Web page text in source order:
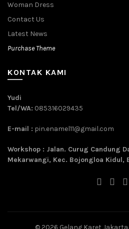
Woman Dress
Contact Us
Latest News
Purchase Theme
KONTAK KAMI
Yudi
Tel/WA: 085316029435
E-mail : pin.enamel11@gmail.com
Workshop : Jalan. Curug Candung
Mekarwangi, Kec. Bojongloa Kidul,